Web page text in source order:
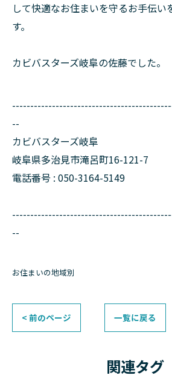
して快適なお住まいを守るお手伝い
す。
カビバスターズ岐阜の佐藤でした。
--
カビバスターズ岐阜
岐阜県多治見市滝呂町16-121-7
電話番号 : 050-3164-5149
--
お住まいの地域別
< 前のページ 一覧に戻る
関連タグ